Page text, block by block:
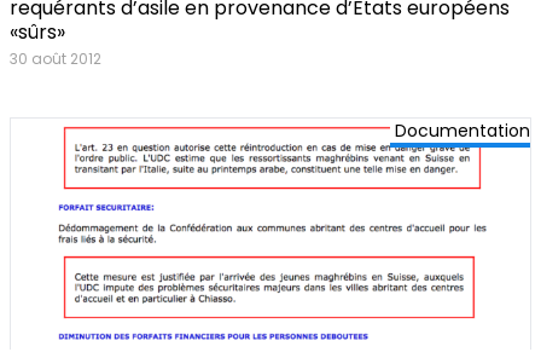
requérants d’asile en provenance d’Etats européens
«sûrs»
30 août 2012
Documentation